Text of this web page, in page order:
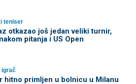
teniser
otkazao još jedan veliki turnir,
pitanja i US Open
igrač
hitno primljen u bolnicu u Milanu